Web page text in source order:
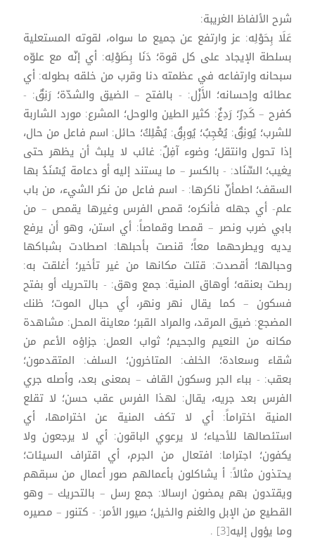
شرح الألفاظ الغريبة:
عَلَا بِحَوْلِه: عز وارتفع عن جميع ما سواه، لقوته المستعلية
بسلطة الإيجاد على كل قوة؛ دَنَا بِطَوْلِه: أي إنّه مع علوّه
سبحانه وارتفاعه في عظمته دنا وقرب من خلقه بطوله: أي
عطائه وإحسانه؛ الأَزْل: - بالفتح – الضيق والشدّة؛ رَنِقٌ: -
كفرح – كَدِرٌ؛ رَدِغٌ: كثير الطين والوحل؛ المشرع: مورد الشاربة
للشرب؛ يُونِقُ: يُعْجِبُ؛ يُوبِقُ: يُهْلِكُ؛ حائل: اسم فاعل من حال،
إذا تحول وانتقل؛ وضوء آفِلٌ: غائب لا يلبث أن يظهر حتى
يغيب؛ السِّنَاد: - بالكسر – ما يستند إليه أو دعامة يُسْنَدُ بها
السقف؛ اطمأنّ ناكرها: - اسم فاعل من نكر الشيء، من باب
علم- أي جهله فأنكره؛ قمص الفرس وغيرها يقمص – من
بابي ضرب ونصر – قمصا وقماصاً: أي استن، وهو أن يرفع
يديه ويطرحهما معاً؛ قنصت بأحبلها: اصطادت بشباكها
وحبالها؛ أقصدت: قتلت مكانها من غير تأخير؛ أغلقت به:
ربطت بعنقه؛ أوهاق المنية: جمع وهق: - بالتحريك أو بفتح
فسكون – كما يقال نهر ونهر، أي حبال الموت؛ ظنك
المضجع: ضيق المرقد، والمراد القبر؛ معاينة المحل: مشاهدة
مكانه من النعيم والجحيم؛ ثواب العمل: جزاؤه الأعم من
شقاء وسعادة؛ الخلف: المتاخرون؛ السلف: المتقدمون؛
بعقب: - بباء الجر وسكون القاف – بمعنى بعد، وأصله جري
الفرس بعد جريه، يقال: لهذا الفرس عقب حسن؛ لا تقلع
المنية اختراماً: أي لا تكف المنية عن اخترامها، أي
استئصالها للأحياء؛ لا يرعوي الباقون: أي لا يرجعون ولا
يكفون؛ اجتراما: افتعال من الجرم، أي اقتراف السيئات؛
يحتذون مثالاً: أ يشاكلون بأعمالهم صور أعمال من سبقهم
ويقتدون بهم يمضون ارسالا: جمع رسل – بالتحريك – وهو
القطيع من الإبل والغنم والخيل؛ صيور الأمر: - كتنور – مصيره
وما يؤول إليه[3] .